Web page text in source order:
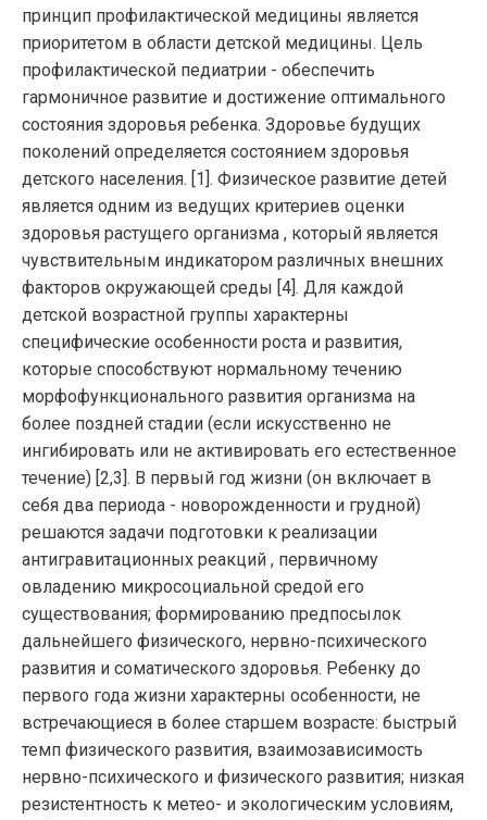
принцип профилактической медицины является
приоритетом в области детской медицины. Цель
профилактической педиатрии - обеспечить
гармоничное развитие и достижение оптимального
состояния здоровья ребенка. Здоровье будущих
поколений определяется состоянием здоровья
детского населения. [1]. Физическое развитие детей
является одним из ведущих критериев оценки
здоровья растущего организма , который является
чувствительным индикатором различных внешних
факторов окружающей среды [4]. Для каждой
детской возрастной группы характерны
специфические особенности роста и развития,
которые способствуют нормальному течению
морфофункционального развития организма на
более поздней стадии (если искусственно не
ингибировать или не активировать его естественное
течение) [2,3]. В первый год жизни (он включает в
себя два периода - новорожденности и грудной)
решаются задачи подготовки к реализации
антигравитационных реакций , первичному
овладению микросоциальной средой его
существования; формированию предпосылок
дальнейшего физического, нервно-психического
развития и соматического здоровья. Ребенку до
первого года жизни характерны особенности, не
встречающиеся в более старшем возрасте: быстрый
темп физического развития, взаимозависимость
нервно-психического и физического развития; низкая
резистентность к метео- и экологическим условиям,